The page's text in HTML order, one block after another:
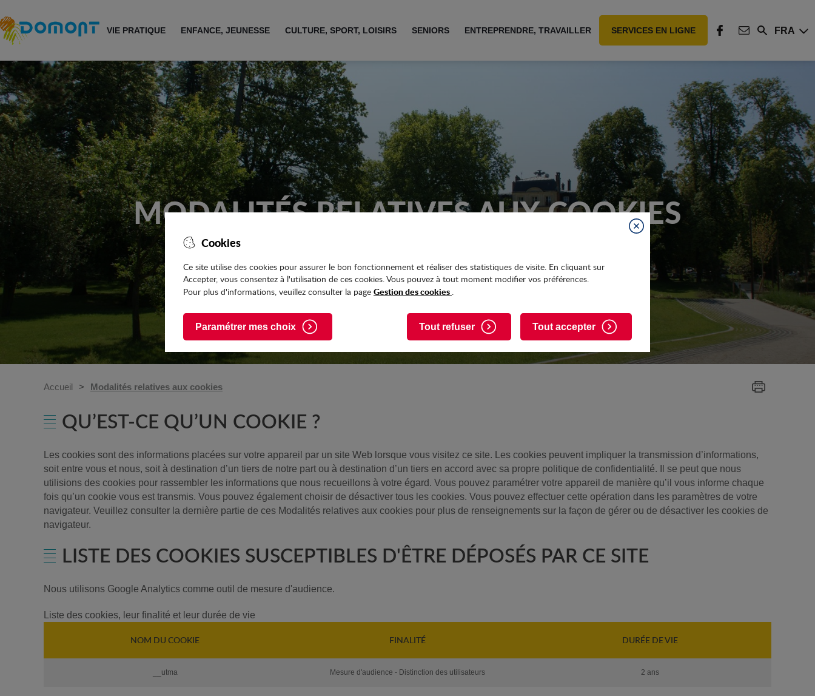
Cookies
Fermer
Ce site utilise des cookies pour assurer le bon fonctionnement et réaliser des statistiques de visite. En cliquant sur
Accepter, vous consentez à l'utilisation de ces cookies. Vous pouvez à tout moment modifier vos préférences.
Pour plus d'informations, veuillez consulter la page Gestion des cookies .
Paramétrer mes choix Tout refuser Tout accepter
Accéder au contenu
VIE PRATIQUE ENFANCE, JEUNESSE CULTURE, SPORT, LOISIRS SENIORS ENTREPRENDRE, TRAVAILLER SERVICES EN LIGNE
FACEBOOK
CONTACT
Rechercher
FRA
MODALITÉS RELATIVES AUX COOKIES
Accueil Modalités relatives aux cookies
QU’EST-CE QU’UN COOKIE ?
Les cookies sont des informations placées sur votre appareil par un site Web lorsque vous visitez ce site. Les cookies peuvent impliquer la transmission d’informations,
soit entre vous et nous, soit à destination d’un tiers de notre part ou à destination d’un tiers en accord avec sa propre politique de confidentialité. Il se peut que nous
utilisions des cookies pour rassembler les informations que nous recueillons à votre égard. Vous pouvez paramétrer votre appareil de manière qu’il vous informe chaque
fois qu’un cookie vous est transmis. Vous pouvez également choisir de désactiver tous les cookies. Vous pouvez effectuer cette opération dans les paramètres de votre
navigateur. Veuillez consulter la dernière partie de ces Modalités relatives aux cookies pour plus de renseignements sur la façon de gérer ou de désactiver les cookies de
navigateur.
LISTE DES COOKIES SUSCEPTIBLES D'ÊTRE DÉPOSÉS PAR CE SITE
Nous utilisons Google Analytics comme outil de mesure d'audience.
Liste des cookies, leur finalité et leur durée de vie
NOM DU COOKIE FINALITÉ DURÉE DE VIE
__utma Mesure d'audience - Distinction des utilisateurs 2 ans